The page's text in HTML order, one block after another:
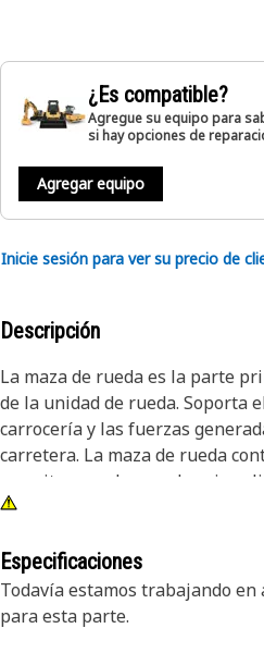
¿Es compatible?
Agregue su equipo para
si hay opciones de
Agregar equipo
Inicie sesión para ver su precio de
Descripción
La maza de rueda es la parte
de la unidad de rueda. Soporta
carrocería y las fuerzas
carretera. La maza de rueda
permiten que las ruedas giren
lubrican con el aceite del
resistencia y soportar
Atributos:
Especificaciones
Todavía estamos trabajando
para esta parte.